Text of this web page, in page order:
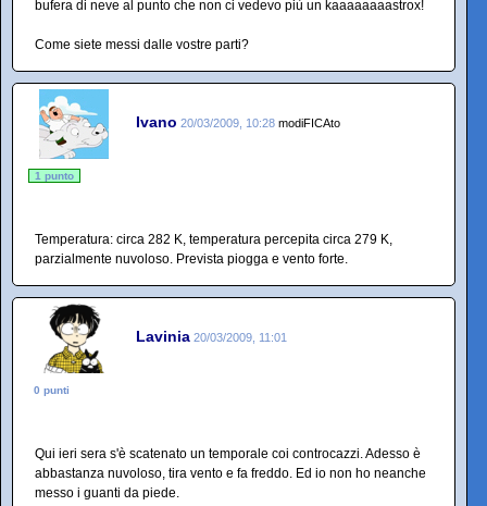
bufera di neve al punto che non ci vedevo più un kaaaaaaaastrox!
Come siete messi dalle vostre parti?
Ivano 20/03/2009, 10:28 modiFICAto
1 punto
Temperatura: circa 282 K, temperatura percepita circa 279 K,
parzialmente nuvoloso. Prevista piogga e vento forte.
Lavinia 20/03/2009, 11:01
0 punti
Qui ieri sera s'è scatenato un temporale coi controcazzi. Adesso è
abbastanza nuvoloso, tira vento e fa freddo. Ed io non ho neanche
messo i guanti da piede.